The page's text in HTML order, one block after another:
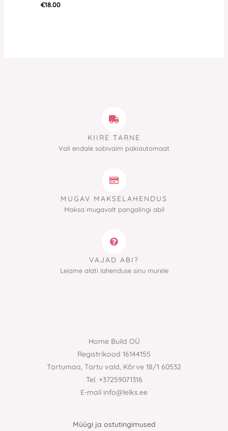
€18.00
KIIRE TARNE
Vali endale sobivaim pakiautomaat
MUGAV MAKSELAHENDUS
Maksa mugavalt pangalingi abil
VAJAD ABI?
Leiame alati lahenduse sinu murele
Home Build OÜ
Registrikood 16144155
Tartumaa, Tartu vald, Kõrve 18/1 60532
Tel. +37259071316
E-mail info@lelks.ee
Müügi ja ostutingimused